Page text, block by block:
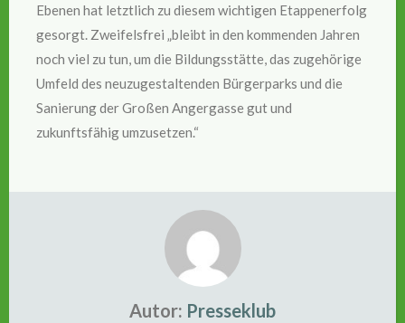
Ebenen hat letztlich zu diesem wichtigen Etappenerfolg
gesorgt. Zweifelsfrei „bleibt in den kommenden Jahren
noch viel zu tun, um die Bildungsstätte, das zugehörige
Umfeld des neuzugestaltenden Bürgerparks und die
Sanierung der Großen Angergasse gut und
zukunftsfähig umzusetzen.“
Autor: Presseklub